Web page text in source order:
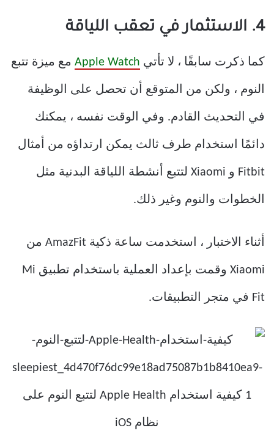
4. الاستثمار في تعقب اللياقة
كما ذكرت سابقًا ، لا تأتي Apple Watch مع ميزة تتبع
النوم ، ولكن من المتوقع أن تحصل على الوظيفة
في التحديث القادم. وفي الوقت نفسه ، يمكنك
دائمًا استخدام طرف ثالث يمكن ارتداؤه من أمثال
Fitbit و Xiaomi لتتبع أنشطة اللياقة البدنية مثل
الخطوات والنوم وغير ذلك.
أثناء الاختبار ، استخدمت ساعة ذكية AmazFit من
Xiaomi وقمت بإعداد العملية باستخدام تطبيق Mi
Fit في متجر التطبيقات.